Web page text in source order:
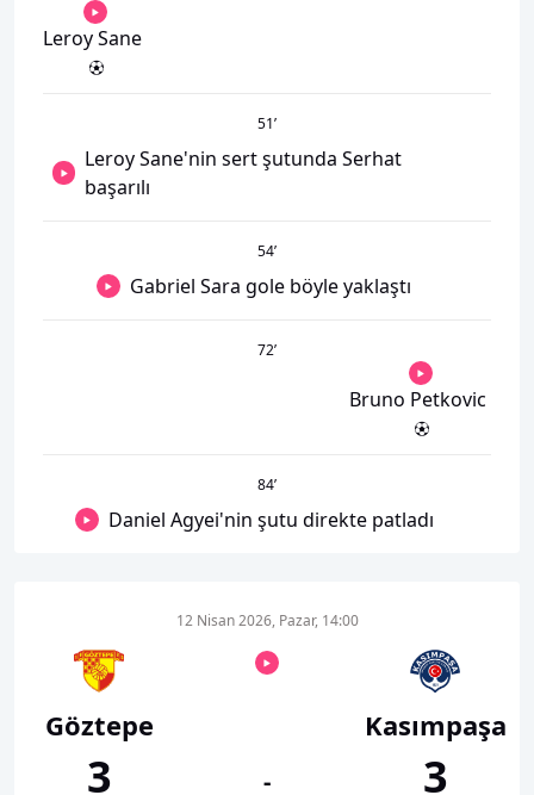
Leroy Sane
51’
Leroy Sane'nin sert şutunda Serhat
başarılı
54’
Gabriel Sara gole böyle yaklaştı
72’
Bruno Petkovic
84’
Daniel Agyei'nin şutu direkte patladı
Göztepe
3
12 Nisan 2026, Pazar, 14:00
-
Kasımpaşa
3